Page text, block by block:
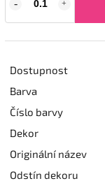
Dostupnost
Barva
Číslo barvy
Dekor
Originální název
Odstín dekoru